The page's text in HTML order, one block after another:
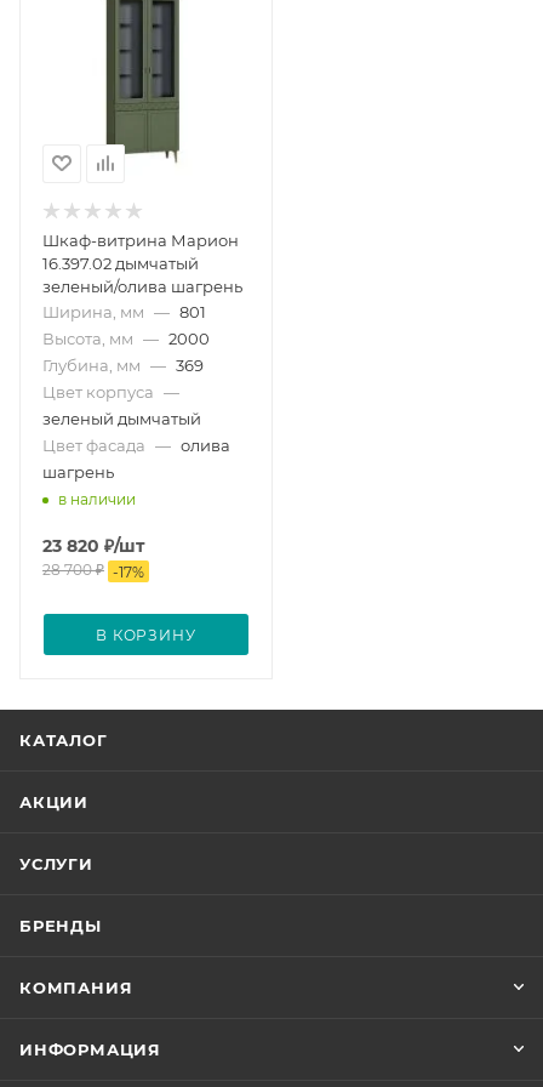
Шкаф-витрина Марион
16.397.02 дымчатый
зеленый/олива шагрень
Ширина, мм — 801
Высота, мм — 2000
Глубина, мм — 369
Цвет корпуса —
зеленый дымчатый
Цвет фасада — олива
шагрень
в наличии
23 820 ₽/шт
28 700₽ -17%
В КОРЗИНУ
КАТАЛОГ
АКЦИИ
УСЛУГИ
БРЕНДЫ
КОМПАНИЯ
ИНФОРМАЦИЯ